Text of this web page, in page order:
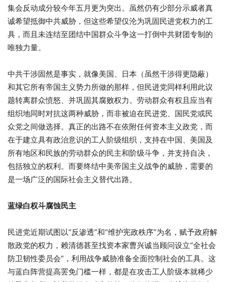
集会反动成分较今年五月更为突出。虽然仍有少部分示威者真
诚希望抵御中共威胁，但这些希望仅沦为巩固民进党权力的工
具，而且未连结至团结中国群众斗争这一打倒中共财团专制的
唯独力量。
中共干涉固然是事实，就像美国、日本（虽然干涉得更隐蔽）
和其它所有帝国主义势力所做的那样，但民进党同样利用此议
题转离群众愤怒、并巩固其腐败权力。劳动群众有权且应当有
组织地同时对抗这两种威胁，而非被迫在民进党、国民党或民
众党之间做选择。真正的出路不在依附任何资本主义政党，而
在于建立具有政治意识的工人阶级组织，支持在中国、美国及
所有地区和民族的劳动群众的民主和阶级斗争，并支持自决，
包括独立的权利。而要终结中美帝国主义战争的威胁，需要的
是一场广泛的国际社会主义替代出路。
蓝绿白权斗腐蚀民主
民进党近期试图以“反渗透”和“维护宪政秩序”为名，赋予政府解
散政党的权力，赖清德甚至找资本家曹兴诚当顾问设立“全社会
防卫韧性委员会”，利用战争威胁准备全面控制社会的工具。这
与蓝白阵营提高罢免门槛一样，都是在攻击工人阶级本就稀少